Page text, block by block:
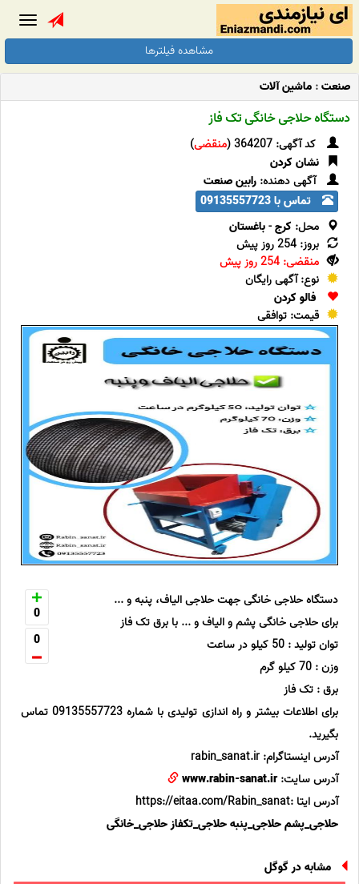
مشاهده فیلترها
صنعت: ماشین آلات
دستگاه حلاجی خانگی تک فاز
کد آگهی: 364207 ( منقضی)
نشان کردن
آگهی دهنده: رابین صنعت
تماس با 09135557723
محل: کرج-باغستان
بروز: 254 روز پیش
منقضی: 254 روز پیش
نوع: آگهی رایگان
فالو کردن
قیمت: توافقی
0
0
دستگاه حلاجی خانگی جهت حلاجی الیاف، پنبه و ...
برای حلاجی خانگی پشم و الیاف و ... با برق تک فاز
توان تولید : 50 کیلو در ساعت
وزن : 70 کیلو گرم
برق : تک فاز
برای اطلاعات بیشتر و راه اندازی تولیدی با شماره 09135557723 تماس
بگیرید.
آدرس اینستاگرام: rabin_sanat.ir
آدرس سایت:www.rabin-sanat.ir
آدرس ایتا :https://eitaa.com/Rabin_sanat
حلاجی_پشمحلاجی_پنبهحلاجی_تکفازحلاجی_خانگی
مشابه در گوگل